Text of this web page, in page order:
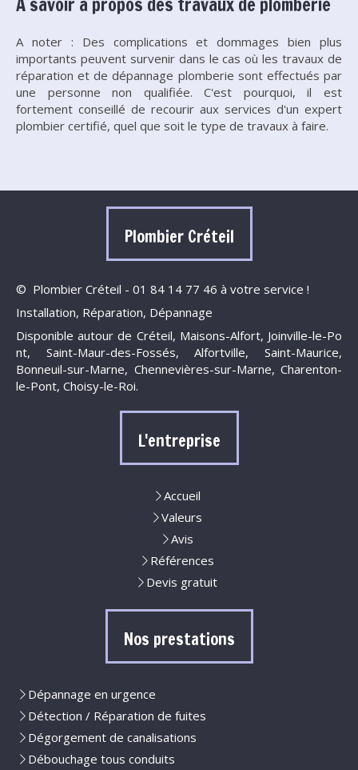
A noter : Des complications et dommages bien plus
importants peuvent survenir dans le cas où les travaux de
réparation et de dépannage plomberie sont effectués par
une personne non qualifiée. C'est pourquoi, il est
fortement conseillé de recourir aux services d'un expert
plombier certifié, quel que soit le type de travaux à faire.
Plombier Créteil
© Plombier Créteil - 01 84 14 77 46 à votre service !
Installation, Réparation, Dépannage
Disponible autour de Créteil, Maisons-Alfort, Joinville-le-Po
nt, Saint-Maur-des-Fossés, Alfortville, Saint-Maurice,
Bonneuil-sur-Marne, Chennevières-sur-Marne, Charenton-
le-Pont, Choisy-le-Roi.
L'entreprise
Accueil
Valeurs
Avis
Références
Devis gratuit
Nos prestations
Dépannage en urgence
Détection / Réparation de fuites
Dégorgement de canalisations
Débouchage tous conduits